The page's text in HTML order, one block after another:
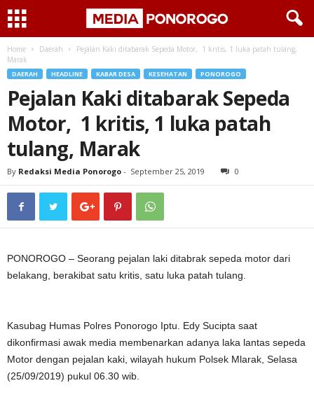
Home Daerah
Pejalan Kaki ditabarak Sepeda Motor, 1 kritis, 1 luka patah tulang,
Marak
DAERAH HEADLINE KABAR DESA KESEHATAN PONOROGO
Pejalan Kaki ditabarak Sepeda
Motor, 1 kritis, 1 luka patah
tulang, Marak
By Redaksi Media Ponorogo - September 25, 2019 0
PONOROGO – Seorang pejalan laki ditabrak sepeda motor dari
belakang, berakibat satu kritis, satu luka patah tulang.
Kasubag Humas Polres Ponorogo Iptu. Edy Sucipta saat
dikonfirmasi awak media membenarkan adanya laka lantas sepeda
Motor dengan pejalan kaki, wilayah hukum Polsek Mlarak, Selasa
(25/09/2019) pukul 06.30 wib.